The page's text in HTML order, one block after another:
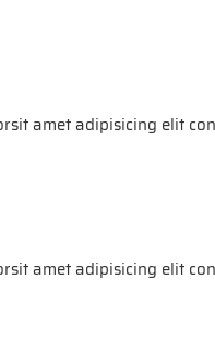
amet adipisicing elit
amet adipisicing elit